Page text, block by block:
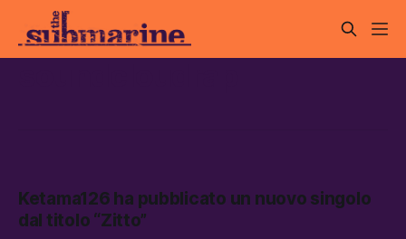
Ketama126 ha pubblicato un nuovo singolo
dal titolo “Zitto”